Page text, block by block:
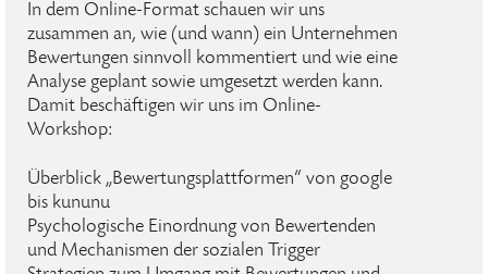
In dem Online-Format schauen wir uns
zusammen an, wie (und wann) ein Unternehmen
Bewertungen sinnvoll kommentiert und wie eine
Analyse geplant sowie umgesetzt werden kann.
Damit beschäftigen wir uns im Online-
Workshop:
Überblick „Bewertungsplattformen“ von google
bis kununu
Psychologische Einordnung von Bewertenden
und Mechanismen der sozialen Trigger